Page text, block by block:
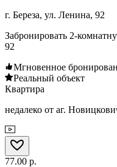
г. Береза, ул. Ленина, 92
Забронировать 2-
92
Мгновенное
Реальный объект
Квартира
недалеко от аг.
77.00 р.